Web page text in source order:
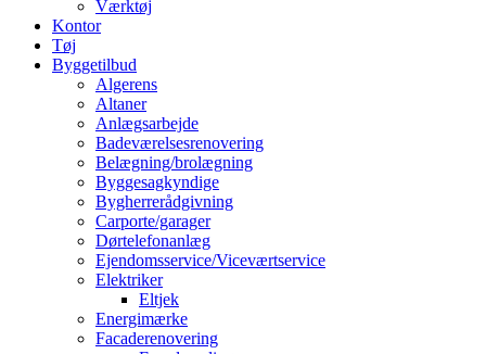
Værktøj
Kontor
Tøj
Byggetilbud
Algerens
Altaner
Anlægsarbejde
Badeværelsesrenovering
Belægning/brolægning
Byggesagkyndige
Bygherrerådgivning
Carporte/garager
Dørtelefonanlæg
Ejendomsservice/Viceværtservice
Elektriker
Eltjek
Energimærke
Facaderenovering